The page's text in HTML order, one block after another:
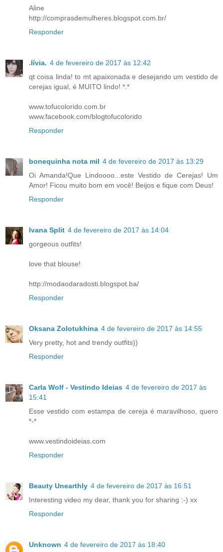
Aline
http://comprasdemulheres.blogspot.com.br/
Responder
.lívia. 4 de fevereiro de 2017 às 12:42
qt coisa linda! to mt apaixonada e desejando um vestido de
cerejas igual, é MUITO lindo! *.*
www.tofucolorido.com.br
www.facebook.com/blogtofucolorido
Responder
bonequinha nota mil 4 de fevereiro de 2017 às 13:29
Oi Amanda!Que Lindoooo...este Vestido de Cerejas! Um
Amor! Ficou muito bom em você! Beijos e fique com Deus!
Responder
Ivana Split 4 de fevereiro de 2017 às 14:04
gorgeous outfits!
love that blouse!
http://modaodaradosti.blogspot.ba/
Responder
Oksana Zolotukhina 4 de fevereiro de 2017 às 14:55
Very pretty, hot and trendy outfits))
Responder
Carla Wolf - Vestindo Ideias 4 de fevereiro de 2017 às
15:41
Esse vestido com estampa de cereja é maravilhoso, quero
*-*
www.vestindoideias.com
Responder
Beauty Unearthly 4 de fevereiro de 2017 às 16:51
Interesting video my dear, thank you for sharing :-) xx
Responder
Unknown 4 de fevereiro de 2017 às 18:40